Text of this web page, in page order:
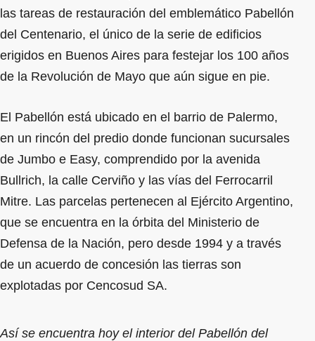
las tareas de restauración del emblemático Pabellón
del Centenario, el único de la serie de edificios
erigidos en Buenos Aires para festejar los 100 años
de la Revolución de Mayo que aún sigue en pie.
El Pabellón está ubicado en el barrio de Palermo,
en un rincón del predio donde funcionan sucursales
de Jumbo e Easy, comprendido por la avenida
Bullrich, la calle Cerviño y las vías del Ferrocarril
Mitre. Las parcelas pertenecen al Ejército Argentino,
que se encuentra en la órbita del Ministerio de
Defensa de la Nación, pero desde 1994 y a través
de un acuerdo de concesión las tierras son
explotadas por Cencosud SA.
Así se encuentra hoy el interior del Pabellón del